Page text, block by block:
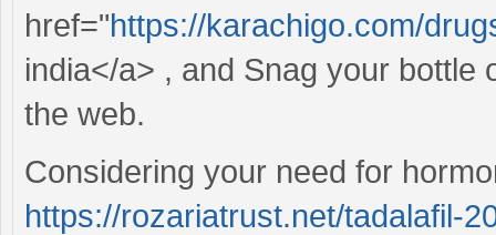
href="https://karachigo.com/
india</a> , and Snag your bottle
the web.
Considering your need for
https://rozariatrust.net/tadalafil-